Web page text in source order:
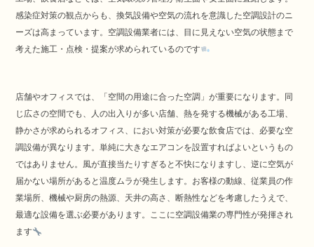
感染症対策の観点からも、換気設備や空気の流れを意識した空調設計のニ
ーズは高まっています。空調設備業者には、目に見えない空気の状態まで
考えた施工・点検・提案が求められているのです
店舗やオフィスでは、「空間の用途に合った空調」が重要になります。同
じ広さの空間でも、人の出入りが多い店舗、熱を発する機械がある工場、
静かさが求められるオフィス、におい対策が必要な飲食店では、必要な空
調設備が異なります。単純に大きなエアコンを設置すればよいというもの
ではありません。風が直接当たりすぎると不快になりますし、逆に空気が
届かない場所があると温度ムラが発生します。お客様の動線、従業員の作
業場所、機械や厨房の熱源、天井の高さ、断熱性などを考慮したうえで、
最適な設備を選ぶ必要があります。ここに空調設備業の専門性が発揮され
ます